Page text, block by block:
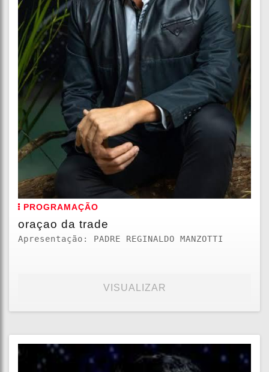
PROGRAMAÇÃO
oraçao da trade
Apresentação: PADRE REGINALDO MANZOTTI
VISUALIZAR